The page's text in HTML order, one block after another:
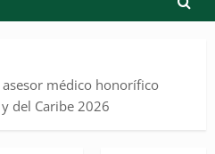
médico honorífico
del Caribe 2026